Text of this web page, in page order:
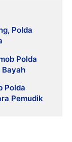
Polda
Polda
Polda
Pemudik